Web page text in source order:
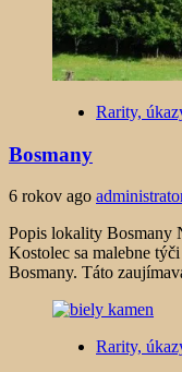
Rarity,
Bosmany
6 rokov ago
Popis lokality Bosmany
Kostolec sa malebne
Bosmany. Táto
Rarity,